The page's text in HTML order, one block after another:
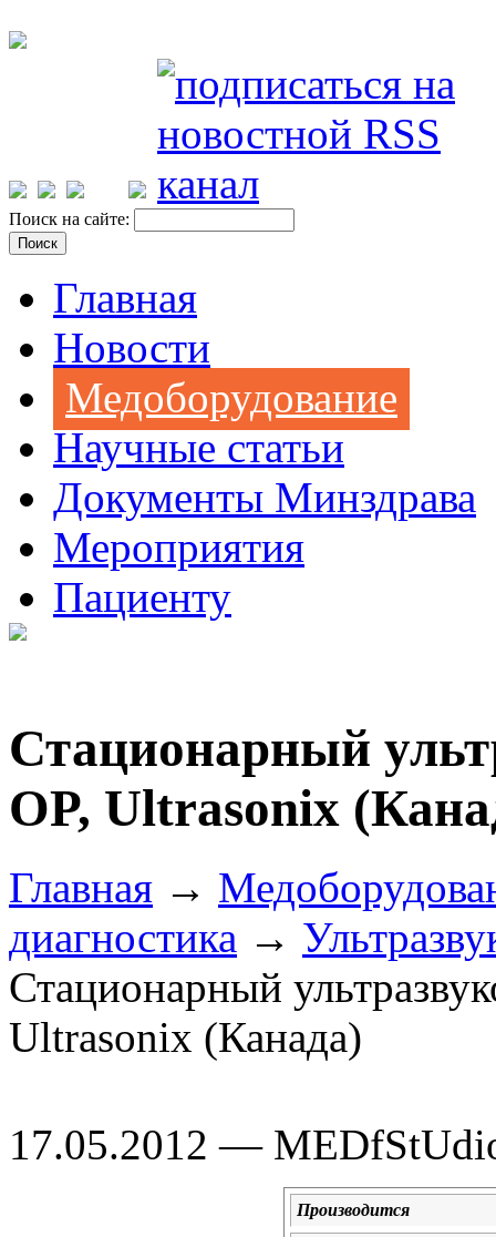
Поиск на сайте:
Главная
Новости
Медоборудование
Научные статьи
Документы Минздрава
Мероприятия
Пациенту
Стационарный
OP, Ultrasonix
Главная →
диагностика →
Стационарный
Ultrasonix (Канада)
17.05.2012 —
Производится